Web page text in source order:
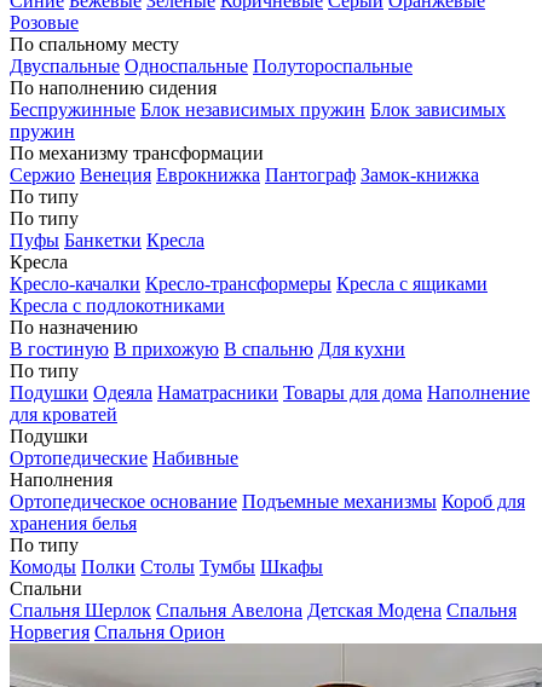
Розовые
По спальному месту
Двуспальные Односпальные Полутороспальные
По наполнению сидения
Беспружинные Блок независимых пружин Блок зависимых
пружин
По механизму трансформации
Сержио Венеция Еврокнижка Пантограф Замок-книжка
По типу
По типу
Пуфы Банкетки Кресла
Кресла
Кресло-качалки Кресло-трансформеры Кресла с ящиками
Кресла с подлокотниками
По назначению
В гостиную В прихожую В спальню Для кухни
По типу
Подушки Одеяла Наматрасники Товары для дома Наполнение
для кроватей
Подушки
Ортопедические Набивные
Наполнения
Ортопедическое основание Подъемные механизмы Короб для
хранения белья
По типу
Комоды Полки Столы Тумбы Шкафы
Спальни
Спальня Шерлок Спальня Авелона Детская Модена Спальня
Норвегия Спальня Орион